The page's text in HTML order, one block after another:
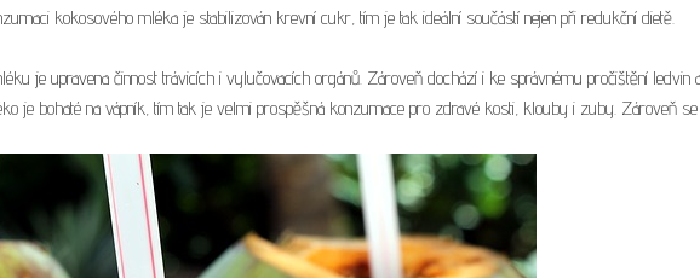
kokosového mléka je stabilizován krevní cukr, tím je tak ideální součástí nejen při redukční dietě.
je upravena činnost trávicích i vylučovacích orgánů. Zároveň dochází i ke správnému pročištění ledvin
je bohaté na vápník, tím tak je velmi prospěšná konzumace pro zdravé kosti, klouby i zuby. Zároveň